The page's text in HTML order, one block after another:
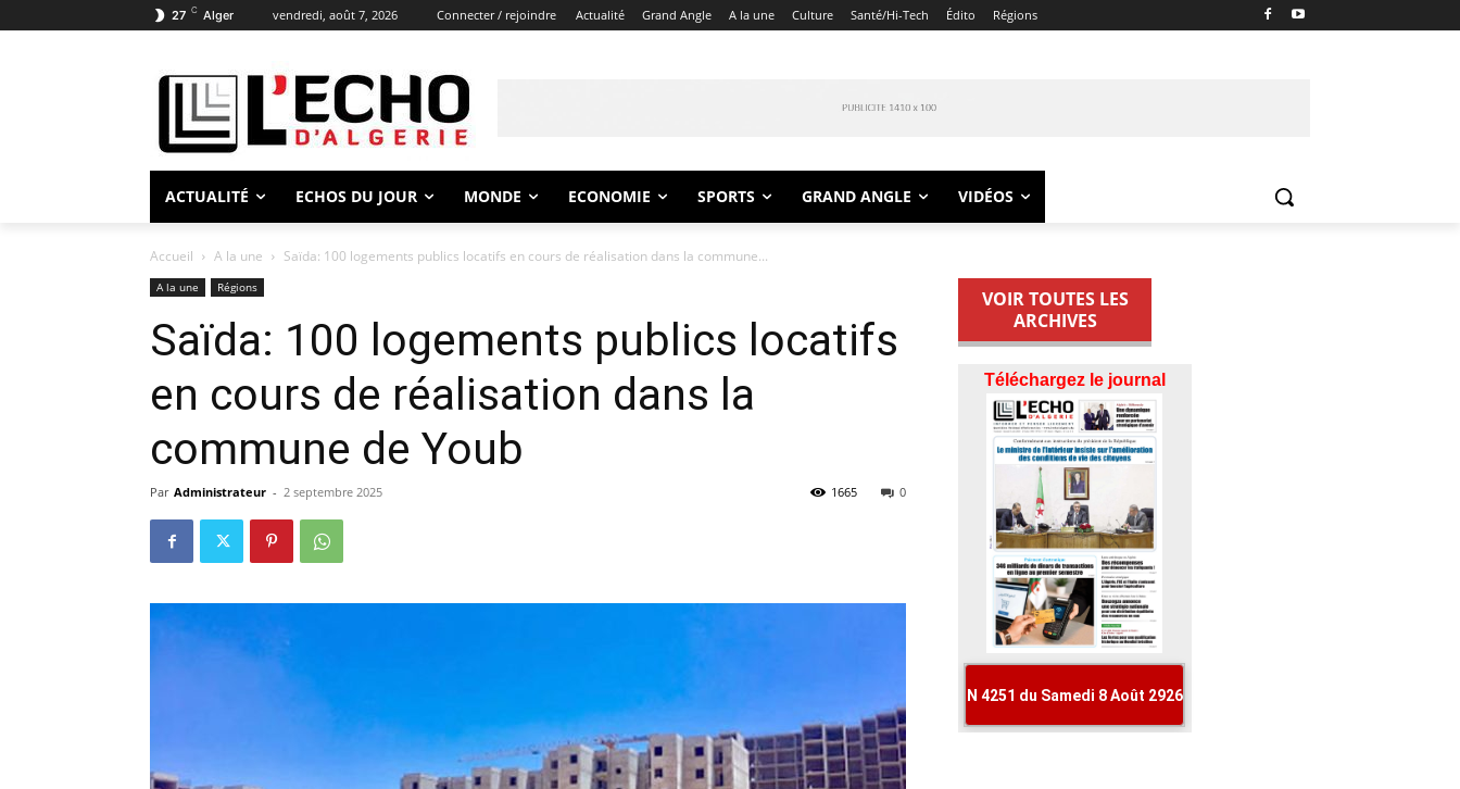
27 C Alger vendredi, août 7, 2026 Connecter / rejoindre Actualité Grand Angle A la une Culture Santé/Hi-Tech Édito Régions
ACTUALITÉ ECHOS DU JOUR MONDE ECONOMIE SPORTS GRAND ANGLE VIDÉOS
Accueil A la une Saïda: 100 logements publics locatifs en cours de réalisation dans la commune...
A la une Régions
Saïda: 100 logements publics locatifs
en cours de réalisation dans la
commune de Youb
Par Administrateur - 2 septembre 2025 0
1665
VOIR TOUTES LES
ARCHIVES